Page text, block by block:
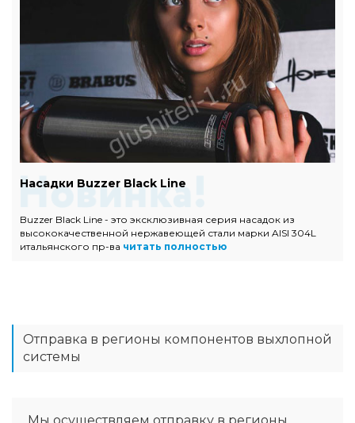
Насадки Buzzer Black Line
Buzzer Black Line - это эксклюзивная серия насадок из
высококачественной нержавеющей стали марки AISI 304L
итальянского пр-ва читать полностью
Отправка в регионы компонентов выхлопной
системы
Мы осуществляем отправку в регионы